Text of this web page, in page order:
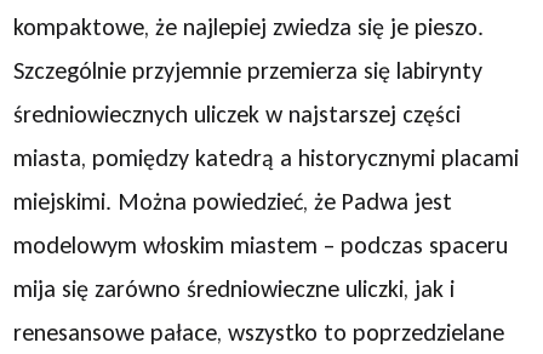
kompaktowe, że najlepiej zwiedza się je pieszo.
Szczególnie przyjemnie przemierza się labirynty
średniowiecznych uliczek w najstarszej części
miasta, pomiędzy katedrą a historycznymi placami
miejskimi. Można powiedzieć, że Padwa jest
modelowym włoskim miastem – podczas spaceru
mija się zarówno średniowieczne uliczki, jak i
renesansowe pałace, wszystko to poprzedzielane